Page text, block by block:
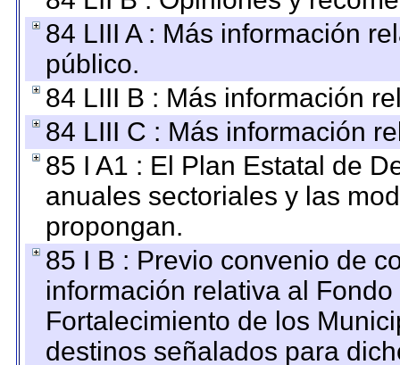
84 LIII A : Más información
público.
84 LIII B : Más información
84 LIII C : Más información
85 I A1 : El Plan Estatal de
anuales sectoriales y las
propongan.
85 I B : Previo convenio de
información relativa al
Fortalecimiento de los
destinos señalados para